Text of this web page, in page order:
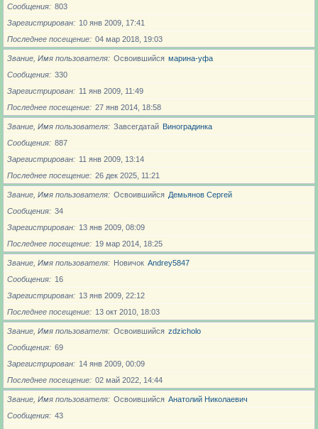
Сообщения
803
Зарегистрирован
10 янв 2009, 17:41
Последнее посещение
04 мар 2018, 19:03
Звание, Имя пользователя Освоившийся марина-уфа
Сообщения
330
Зарегистрирован
11 янв 2009, 11:49
Последнее посещение
27 янв 2014, 18:58
Звание, Имя пользователя Завсегдатай Виноградинка
Сообщения
887
Зарегистрирован
11 янв 2009, 13:14
Последнее посещение
26 дек 2025, 11:21
Звание, Имя пользователя Освоившийся Демьянов Сергей
Сообщения
34
Зарегистрирован
13 янв 2009, 08:09
Последнее посещение
19 мар 2014, 18:25
Звание, Имя пользователя Новичoк Andrey5847
Сообщения
16
Зарегистрирован
13 янв 2009, 22:12
Последнее посещение
13 окт 2010, 18:03
Звание, Имя пользователя Освоившийся zdzicholo
Сообщения
69
Зарегистрирован
14 янв 2009, 00:09
Последнее посещение
02 май 2022, 14:44
Звание, Имя пользователя Освоившийся Анатолий Николаевич
Сообщения
43